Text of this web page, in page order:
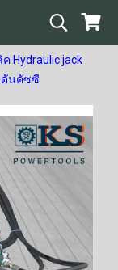
Hydraulic jack
ดันคัซซี